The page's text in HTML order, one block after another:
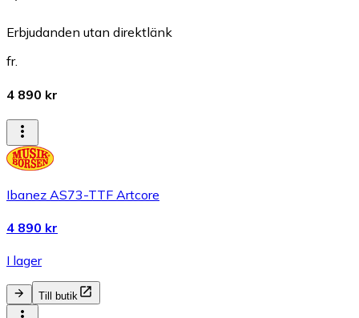
Erbjudanden utan direktlänk
fr.
4 890 kr
Ibanez AS73-TTF Artcore
4 890 kr
I lager
Till butik